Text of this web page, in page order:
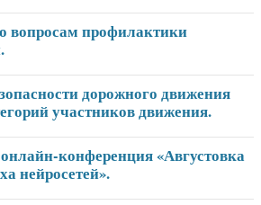
вопросам профилактики
дорожного движения
участников движения.
конференция «Августовка
нейросетей».